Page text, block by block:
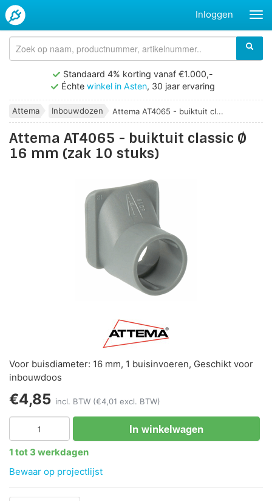
Inloggen
Standaard 4% korting vanaf €1.000,-
Échte winkel in Asten, 30 jaar ervaring
Attema Inbouwdozen Attema AT4065 - buiktuit cl...
Attema AT4065 - buiktuit classic Ø
16 mm (zak 10 stuks)
Voor buisdiameter: 16 mm, 1 buisinvoeren, Geschikt voor
inbouwdoos
€4,85 incl. BTW (€4,01 excl. BTW)
In winkelwagen
1 tot 3 werkdagen
Bewaar op projectlijst